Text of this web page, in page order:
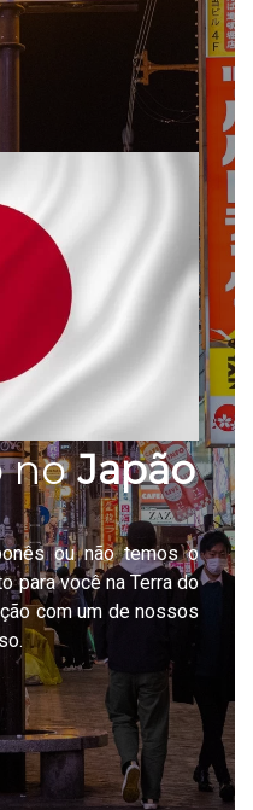
noJapão
ou não temos o
para você na Terra do
com um de nossos